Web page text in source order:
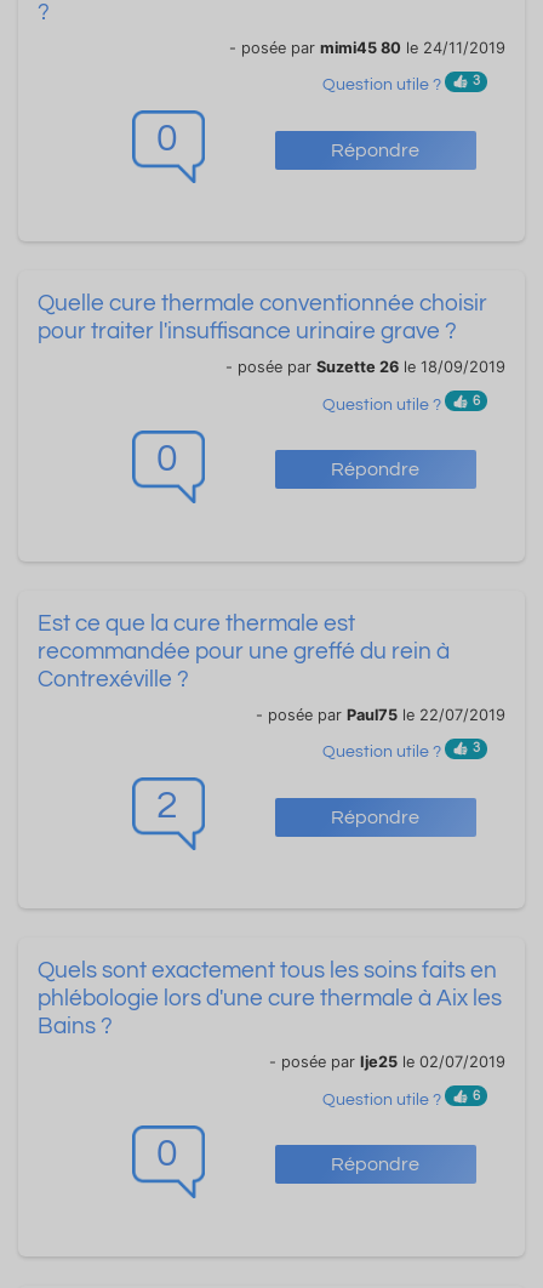
0 Répondre
?
- posée par mimi45 80 le 24/11/2019
Question utile ? 3
0 Répondre
Quelle cure thermale conventionnée choisir
pour traiter l'insuffisance urinaire grave ?
- posée par Suzette 26 le 18/09/2019
Question utile ? 6
2 Répondre
Est ce que la cure thermale est
recommandée pour une greffé du rein à
Contrexéville ?
- posée par Paul75 le 22/07/2019
Question utile ? 3
0 Répondre
Quels sont exactement tous les soins faits en
phlébologie lors d'une cure thermale à Aix les
Bains ?
- posée par Ije25 le 02/07/2019
Question utile ? 6